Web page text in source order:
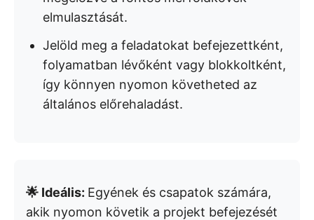
elmulasztását.
Jelöld meg a feladatokat befejezettként,
folyamatban lévőként vagy blokkoltként,
így könnyen nyomon követheted az
általános előrehaladást.
🌟 Ideális: Egyének és csapatok számára,
akik nyomon követik a projekt befejezését